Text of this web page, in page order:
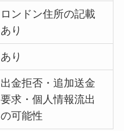
ロンドン住所の記載
あり
あり
出金拒否・追加送金
要求・個人情報流出
の可能性